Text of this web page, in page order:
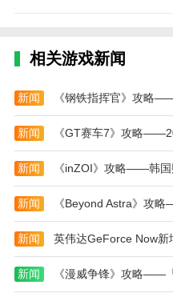
大家记住本站网址，本站
网站！
相关游戏新闻
新闻 《钢铁指挥官》攻略
新闻 《GT赛车7》攻略
新闻 《inZOI》攻略——韩
新闻 《Beyond Astra》攻
新闻
新闻